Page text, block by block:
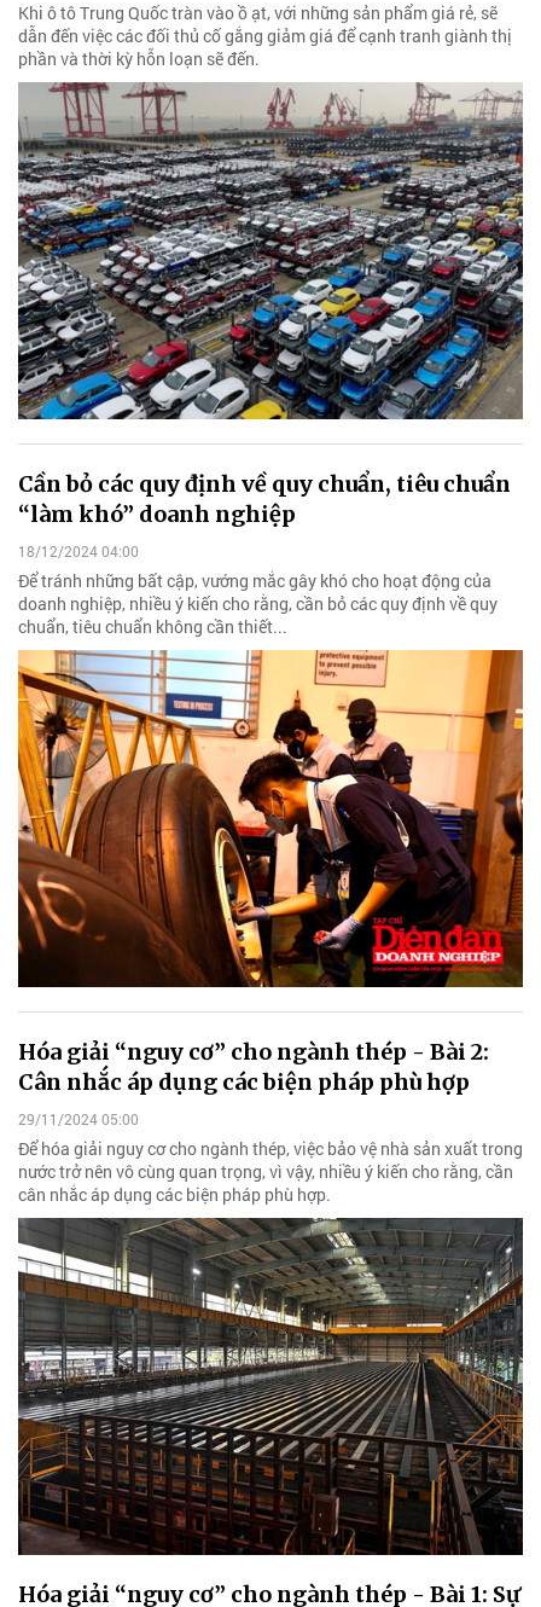
Khi ô tô Trung Quốc tràn vào ồ ạt, với những sản phẩm giá rẻ, sẽ
dẫn đến việc các đối thủ cố gắng giảm giá để cạnh tranh giành thị
phần và thời kỳ hỗn loạn sẽ đến.
Cần bỏ các quy định về quy chuẩn, tiêu chuẩn
“làm khó” doanh nghiệp
18/12/2024 04:00
Để tránh những bất cập, vướng mắc gây khó cho hoạt động của
doanh nghiệp, nhiều ý kiến cho rằng, cần bỏ các quy định về quy
chuẩn, tiêu chuẩn không cần thiết...
Hóa giải “nguy cơ” cho ngành thép - Bài 2:
Cân nhắc áp dụng các biện pháp phù hợp
29/11/2024 05:00
Để hóa giải nguy cơ cho ngành thép, việc bảo vệ nhà sản xuất trong
nước trở nên vô cùng quan trọng, vì vậy, nhiều ý kiến cho rằng, cần
cân nhắc áp dụng các biện pháp phù hợp.
Hóa giải “nguy cơ” cho ngành thép - Bài 1: Sự